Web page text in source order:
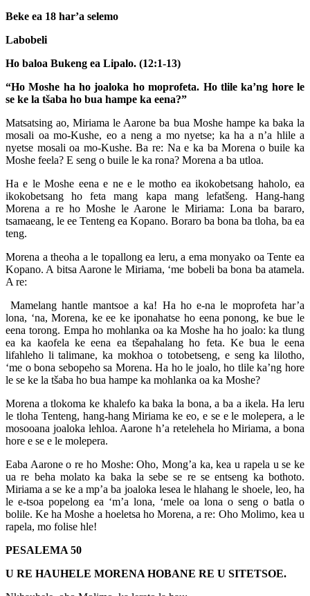
Beke ea 18 har’a selemo
Labobeli
Ho baloa Bukeng ea Lipalo. (12:1-13)
“Ho Moshe ha ho joaloka ho moprofeta. Ho tlile ka’ng hore le
se ke la tšaba ho bua hampe ka eena?”
Matsatsing ao, Miriama le Aarone ba bua Moshe hampe ka baka la
mosali oa mo-Kushe, eo a neng a mo nyetse; ka ha a n’a hlile a
nyetse mosali oa mo-Kushe. Ba re: Na e ka ba Morena o buile ka
Moshe feela? E seng o buile le ka rona? Morena a ba utloa.
Ha e le Moshe eena e ne e le motho ea ikokobetsang haholo, ea
ikokobetsang ho feta mang kapa mang lefatšeng. Hang-hang
Morena a re ho Moshe le Aarone le Miriama: Lona ba bararo,
tsamaeang, le ee Tenteng ea Kopano. Boraro ba bona ba tloha, ba ea
teng.
Morena a theoha a le topallong ea leru, a ema monyako oa Tente ea
Kopano. A bitsa Aarone le Miriama, ‘me bobeli ba bona ba atamela.
A re:
Mamelang hantle mantsoe a ka! Ha ho e-na le moprofeta har’a
lona, ‘na, Morena, ke ee ke iponahatse ho eena ponong, ke bue le
eena torong. Empa ho mohlanka oa ka Moshe ha ho joalo: ka tlung
ea ka kaofela ke eena ea tšepahalang ho feta. Ke bua le eena
lifahleho li talimane, ka mokhoa o totobetseng, e seng ka lilotho,
‘me o bona sebopeho sa Morena. Ha ho le joalo, ho tlile ka’ng hore
le se ke la tšaba ho bua hampe ka mohlanka oa ka Moshe?
Morena a tlokoma ke khalefo ka baka la bona, a ba a ikela. Ha leru
le tloha Tenteng, hang-hang Miriama ke eo, e se e le molepera, a le
mosooana joaloka lehloa. Aarone h’a retelehela ho Miriama, a bona
hore e se e le molepera.
Eaba Aarone o re ho Moshe: Oho, Mong’a ka, kea u rapela u se ke
ua re beha molato ka baka la sebe se re se entseng ka bothoto.
Miriama a se ke a mp’a ba joaloka lesea le hlahang le shoele, leo, ha
le e-tsoa popelong ea ‘m’a lona, ‘mele oa lona o seng o batla o
bolile. Ke ha Moshe a hoeletsa ho Morena, a re: Oho Molimo, kea u
rapela, mo folise hle!
PESALEMA 50
U RE HAUHELE MORENA HOBANE RE U SITETSOE.